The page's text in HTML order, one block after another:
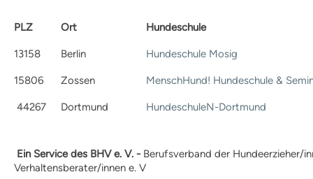
Voraussetzungen
Praxisangebote
Fachpraktischer
Leistungsnachweis
Praxisbetriebe
PLZ Ort Hundeschule
13158 Berlin Hundeschule Mosig
15806 Zossen MenschHund! Hundeschule &
44267 Dortmund HundeschuleN-Dortmund
Ein Service des BHV e. V. - Berufsverband der Hundeerzieher/
Verhaltensberater/innen e. V